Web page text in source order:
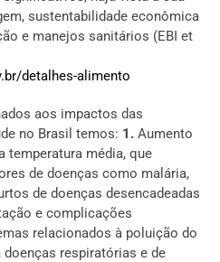
sustentabilidade econômica
e manejos sanitários (EBI et
detalhes-alimento
aos impactos das
no Brasil temos: 1. Aumento
temperatura média, que
de doenças como malária,
de doenças desencadeadas
e complicações
relacionados à poluição do
doenças respiratórias e de